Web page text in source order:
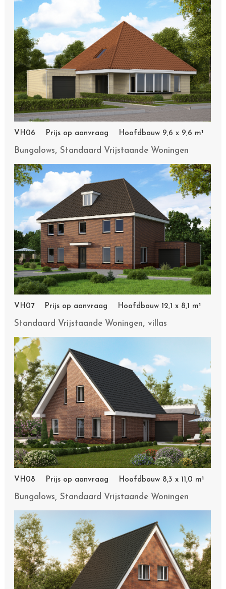
VH06 Prijs op aanvraag Hoofdbouw 9,6 x 9,6 m¹
Bungalows,Standaard Vrijstaande Woningen
VH07 Prijs op aanvraag Hoofdbouw 12,1 x 8,1 m¹
Standaard Vrijstaande Woningen,villas
VH08 Prijs op aanvraag Hoofdbouw 8,3 x 11,0 m¹
Bungalows,Standaard Vrijstaande Woningen